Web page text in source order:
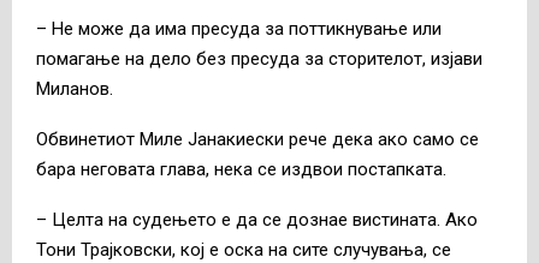
– Не може да има пресуда за поттикнување или
помагање на дело без пресуда за сторителот, изјави
Миланов.
Обвинетиот Миле Јанакиески рече дека ако само се
бара неговата глава, нека се издвои постапката.
– Целта на судењето е да се дознае вистината. Ако
Тони Трајковски, кој е оска на сите случувања, се